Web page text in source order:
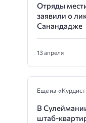
Отряды
заявили о
Санандадже
13 апреля
Еще из
В
штаб-